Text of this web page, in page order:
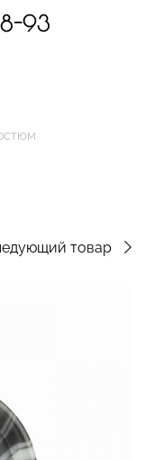
93
товар